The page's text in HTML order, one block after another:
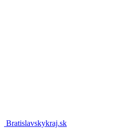
Bratislavskykraj.sk